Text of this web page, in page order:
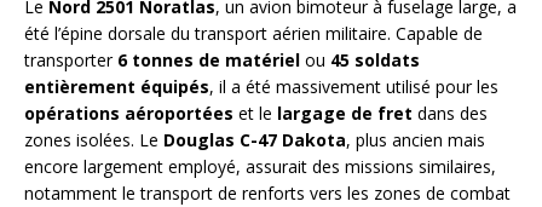
Le Nord 2501 Noratlas, un avion bimoteur à fuselage large, a
été l’épine dorsale du transport aérien militaire. Capable de
transporter 6 tonnes de matériel ou 45 soldats
entièrement équipés, il a été massivement utilisé pour les
opérations aéroportées et le largage de fret dans des
zones isolées. Le Douglas C-47 Dakota, plus ancien mais
encore largement employé, assurait des missions similaires,
notamment le transport de renforts vers les zones de combat